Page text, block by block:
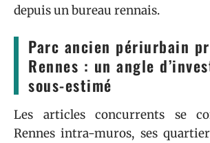
depuis un bureau rennais.
Parc ancien périurbain
Rennes : un angle
sous-estimé
Les articles concurrents se
Rennes intra-muros, ses